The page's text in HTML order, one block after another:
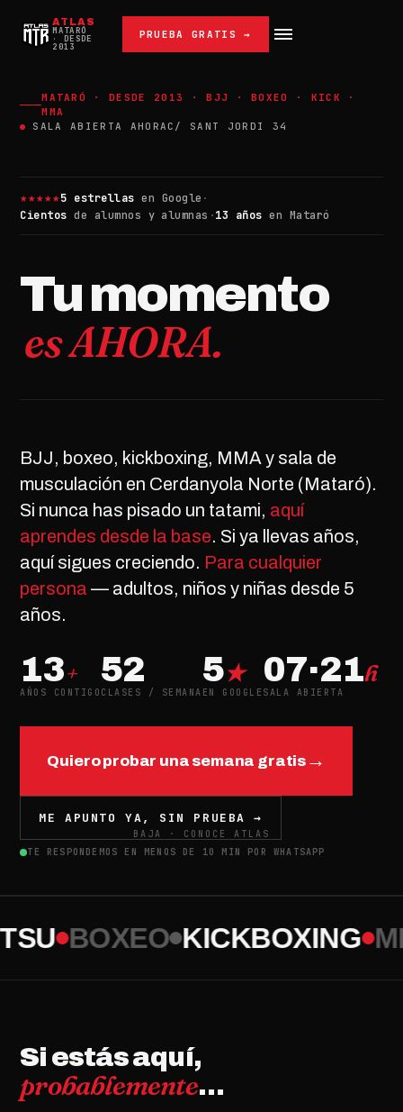
ATLAS
MATARÓ
· DESDE
2013
PRUEBA GRATIS →
MATARÓ · DESDE 2013 · BJJ · BOXEO · KICK ·
MMA
SALA ABIERTA AHORAC/ SANT JORDI 34
★★★★★5 estrellas en Google ·
Cientos de alumnos y alumnas ·13 años en Mataró
Tu momento
es AHORA.
BJJ, boxeo, kickboxing, MMA y sala de
musculación en Cerdanyola Norte (Mataró).
Si nunca has pisado un tatami, aquí
aprendes desde la base. Si ya llevas años,
aquí sigues creciendo. Para cualquier
persona — adultos, niños y niñas desde 5
años.
13+
AÑOS CONTIGO
52
CLASES / SEMANA
5★
EN GOOGLE
07·21h
SALA ABIERTA
Quiero probar una semana gratis →
ME APUNTO YA, SIN PRUEBA →
TE RESPONDEMOS EN MENOS DE 10 MIN POR WHATSAPP
BAJA · CONOCE ATLAS
BOXEO KICKBOXING
Si estás aquí,
probablemente…